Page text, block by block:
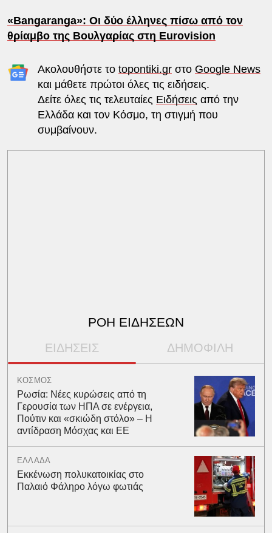
«Bangaranga»: Οι δύο έλληνες πίσω από τον
θρίαμβο της Βουλγαρίας στη Eurovision
Ακολουθήστε το topontiki.grστο Google News
και μάθετε πρώτοι όλες τις ειδήσεις.
Δείτε όλες τις τελευταίες Ειδήσεις από την
Ελλάδα και τον Κόσμο, τη στιγμή που
συμβαίνουν.
ΡΟΗ ΕΙΔΗΣΕΩΝ
ΕΙΔΗΣΕΙΣ ΔΗΜΟΦΙΛΗ
ΚΟΣΜΟΣ
Ρωσία: Νέες κυρώσεις από τη
Γερουσία των ΗΠΑ σε ενέργεια,
Πούτιν και «σκιώδη στόλο» – Η
αντίδραση Μόσχας και ΕΕ
ΕΛΛΑΔΑ
Εκκένωση πολυκατοικίας στο
Παλαιό Φάληρο λόγω φωτιάς